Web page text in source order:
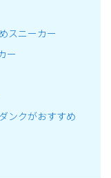
スニーカー
ー
ンクがおすすめ